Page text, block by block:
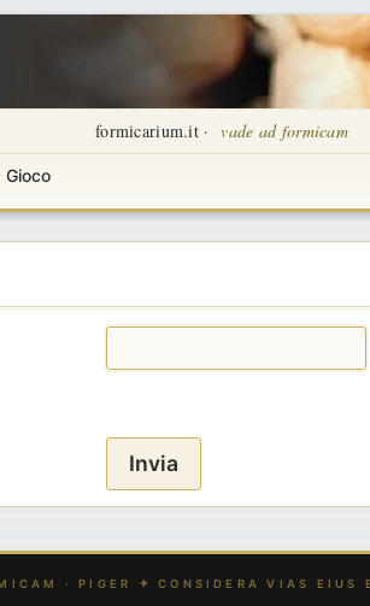
formicarium.it · vade ad formicam
Gioco